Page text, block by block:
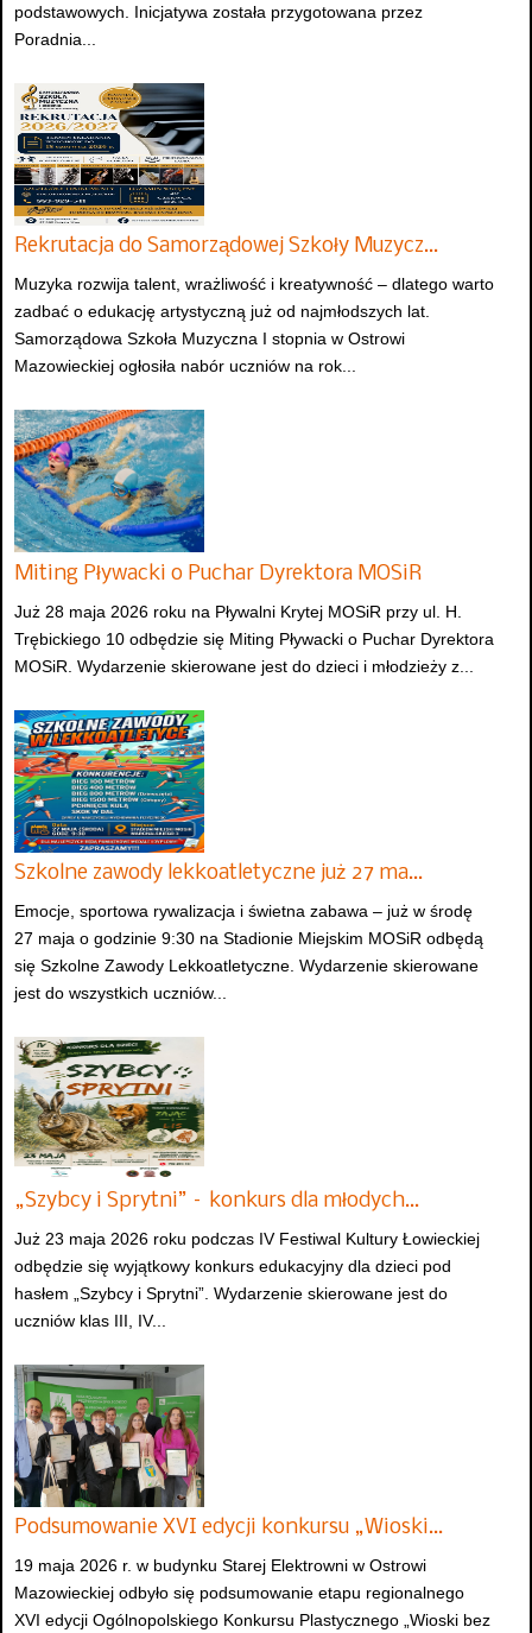
podstawowych. Inicjatywa została przygotowana przez
Poradnia...
Rekrutacja do Samorządowej Szkoły Muzycz…
Muzyka rozwija talent, wrażliwość i kreatywność – dlatego warto
zadbać o edukację artystyczną już od najmłodszych lat.
Samorządowa Szkoła Muzyczna I stopnia w Ostrowi
Mazowieckiej ogłosiła nabór uczniów na rok...
Miting Pływacki o Puchar Dyrektora MOSiR
Już 28 maja 2026 roku na Pływalni Krytej MOSiR przy ul. H.
Trębickiego 10 odbędzie się Miting Pływacki o Puchar Dyrektora
MOSiR. Wydarzenie skierowane jest do dzieci i młodzieży z...
Szkolne zawody lekkoatletyczne już 27 ma…
Emocje, sportowa rywalizacja i świetna zabawa – już w środę
27 maja o godzinie 9:30 na Stadionie Miejskim MOSiR odbędą
się Szkolne Zawody Lekkoatletyczne. Wydarzenie skierowane
jest do wszystkich uczniów...
„Szybcy i Sprytni” – konkurs dla młodych…
Już 23 maja 2026 roku podczas IV Festiwal Kultury Łowieckiej
odbędzie się wyjątkowy konkurs edukacyjny dla dzieci pod
hasłem „Szybcy i Sprytni”. Wydarzenie skierowane jest do
uczniów klas III, IV...
Podsumowanie XVI edycji konkursu „Wioski…
19 maja 2026 r. w budynku Starej Elektrowni w Ostrowi
Mazowieckiej odbyło się podsumowanie etapu regionalnego
XVI edycji Ogólnopolskiego Konkursu Plastycznego „Wioski bez